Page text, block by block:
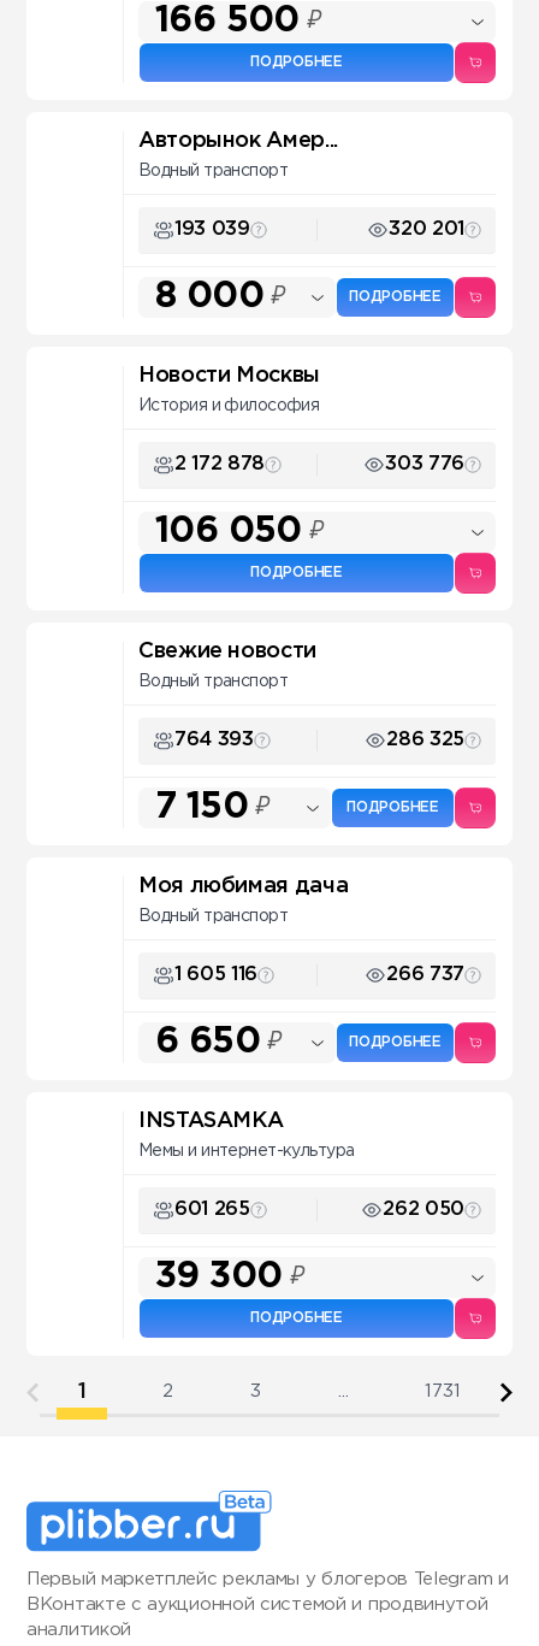
166 500 ₽
ПОДРОБНЕЕ
Авторынок Амер...
Водный транспорт
193 039 320 201
8 000 ₽ ПОДРОБНЕЕ
Новости Москвы
История и философия
2 172 878 303 776
106 050 ₽
ПОДРОБНЕЕ
Свежие новости
Водный транспорт
764 393 286 325
7 150 ₽ ПОДРОБНЕЕ
Моя любимая дача
Водный транспорт
1 605 116 266 737
6 650 ₽ ПОДРОБНЕЕ
INSTASAMKA
Мемы и интернет-культура
601 265 262 050
39 300 ₽
ПОДРОБНЕЕ
1 2 3 1731
Первый маркетплейс рекламы у блогеров Telegram и
ВКонтакте с аукционной системой и продвинутой
аналитикой